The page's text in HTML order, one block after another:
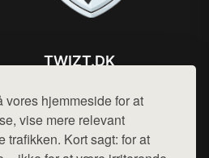
vores hjemmeside for at
vise mere relevant
trafikken. Kort sagt: for at
TWIZT.DK
Mail: hej@want.dk
Cookie- og privatlivspolitik